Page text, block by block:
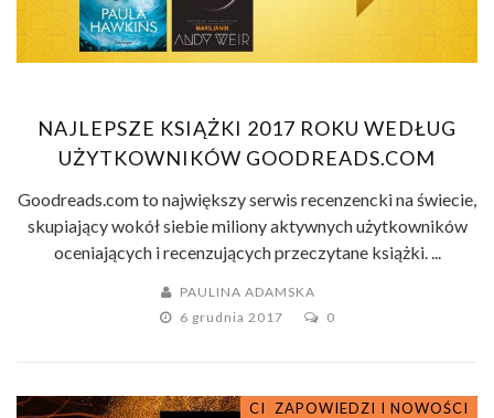
NAJLEPSZE KSIĄŻKI 2017 ROKU WEDŁUG
UŻYTKOWNIKÓW GOODREADS.COM
Goodreads.com to największy serwis recenzencki na świecie,
skupiający wokół siebie miliony aktywnych użytkowników
oceniających i recenzujących przeczytane książki. ...
PAULINA ADAMSKA
6 grudnia 2017
0
CIEKAWOSTKI O KSIĄŻKACH
ZAPOWIEDZI I NOWOŚCI